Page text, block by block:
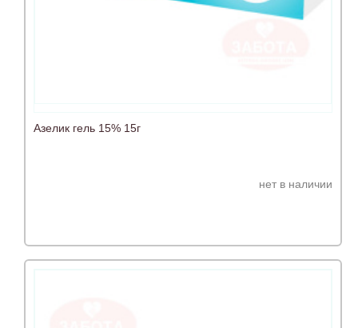
Азелик гель 15% 15г
нет в наличии